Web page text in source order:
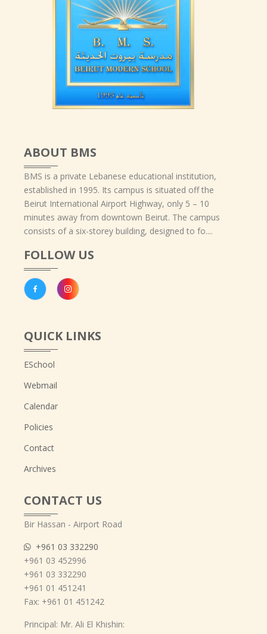
ABOUT BMS
BMS is a private Lebanese educational institution,
established in 1995. Its campus is situated off the
Beirut International Airport Highway, only 5 – 10
minutes away from downtown Beirut. The campus
consists of a six-storey building, designed to fo....
FOLLOW US
QUICK LINKS
ESchool
Webmail
Calendar
Policies
Contact
Archives
CONTACT US
Bir Hassan - Airport Road
+961 03 332290
+961 03 452996
+961 03 332290
+961 01 451241
Fax: +961 01 451242
Principal: Mr. Ali El Khishin: